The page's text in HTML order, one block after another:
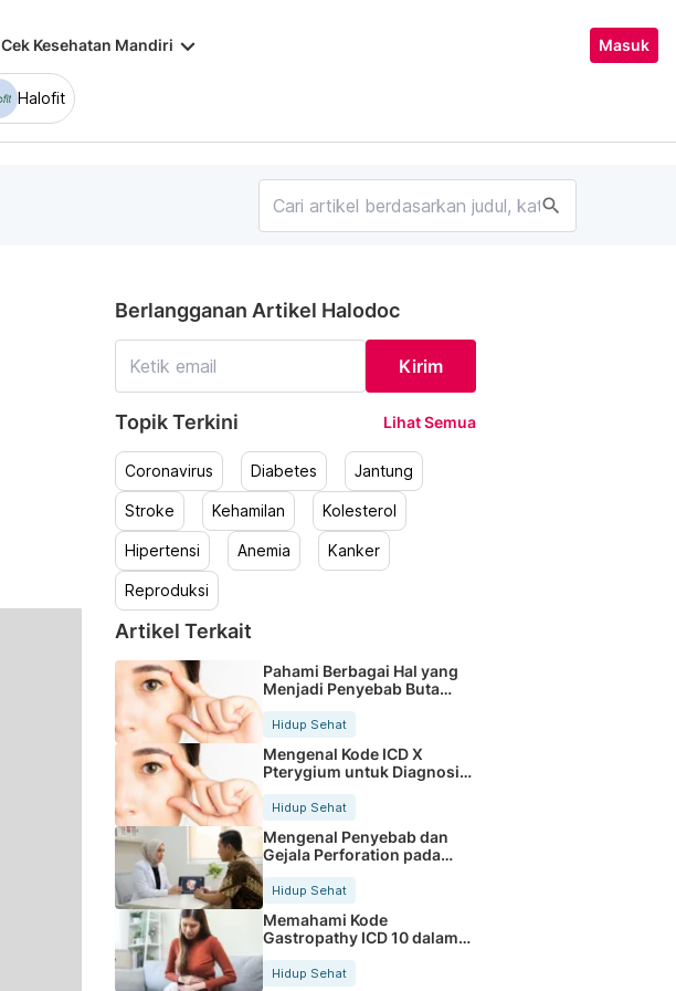
Cek Kesehatan Mandiri keyboard_arrow_down Masuk
Halofit
search
Berlangganan Artikel Halodoc
Kirim
Topik Terkini Lihat Semua
Coronavirus Diabetes Jantung
Stroke Kehamilan Kolesterol
Hipertensi Anemia Kanker
Reproduksi
Artikel Terkait
Pahami Berbagai Hal yang
Menjadi Penyebab Buta
Hidup Sehat
Mengenal Kode ICD X
Pterygium untuk Diagnosis
Hidup Sehat
Mengenal Penyebab dan
Gejala Perforation pada
Tubuh
Hidup Sehat
Memahami Kode
Gastropathy ICD 10 dalam
Rekam Medis Pasien
Hidup Sehat